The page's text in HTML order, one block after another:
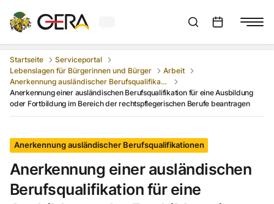
Aktuelles Wetter in GeraSuchleiste anzeigen
Startseite
Serviceportal
Lebenslagen für Bürgerinnen und Bürger
Arbeit
Anerkennung ausländischer Berufsqualifikationen
Anerkennung einer ausländischen Berufsqualifikation für eine Ausbildung
oder Fortbildung im Bereich der rechtspflegerischen Berufe beantragen
Anerkennung ausländischer Berufsqualifikationen
Anerkennung einer ausländischen
Berufsqualifikation für eine